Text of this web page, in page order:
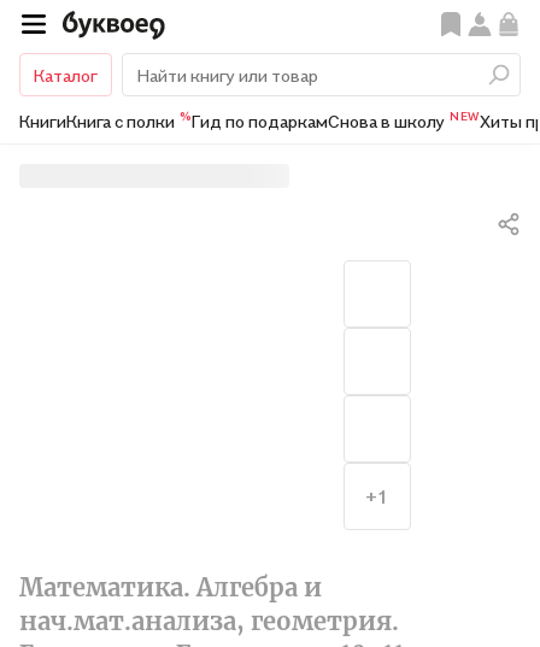
Каталог
КнигиКнига с полки %Гид по подаркамСнова в школу NEWХиты
Математика. Алгебра и
нач.мат.анализа, геометрия.
+1